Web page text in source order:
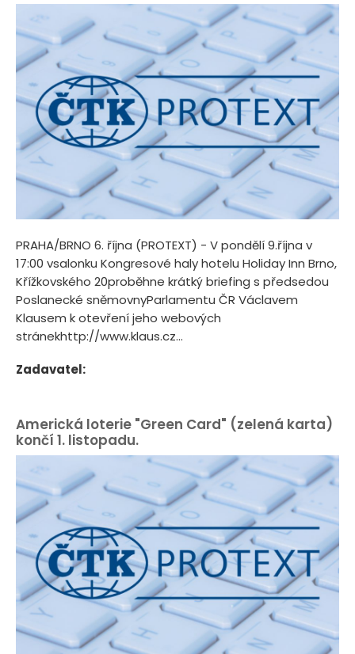
PRAHA/BRNO 6. října (PROTEXT) - V pondělí 9.října v
17:00 vsalonku Kongresové haly hotelu Holiday Inn Brno,
Křížkovského 20proběhne krátký briefing s předsedou
Poslanecké sněmovnyParlamentu ČR Václavem
Klausem k otevření jeho webových
stránekhttp://www.klaus.cz...
Zadavatel:
Americká loterie "Green Card" (zelená karta)
končí 1. listopadu.